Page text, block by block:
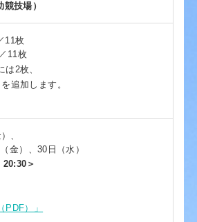
競技場）
11枚
11枚
2枚、
追加します。
、
金）、30日（水）
＞
）」